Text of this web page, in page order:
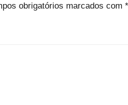
obrigatórios marcados com *